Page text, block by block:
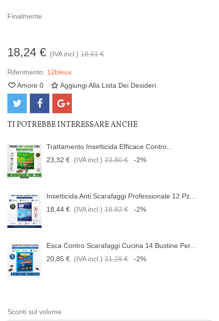
Finalmente
18,24 € (IVA incl.) 18,61 €
Riferimento: 12bleux
Amore 0 Aggiungi Alla Lista Dei Desideri
TI POTREBBE INTERESSARE ANCHE
Trattamento Insetticida Efficace Contro...
23,32 € (IVA incl.) 23,80 € -2%
Insetticida Anti Scarafaggi Professionale 12 Pz...
18,44 € (IVA incl.) 18,82 € -2%
Esca Contro Scarafaggi Cucina 14 Bustine Per...
20,85 € (IVA incl.) 21,28 € -2%
Sconti sul volume